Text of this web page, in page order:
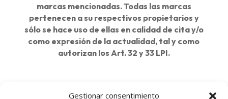
Gestionar consentimiento
marcas mencionadas. Todas las marcas
pertenecen a su respectivos propietarios y
sólo se hace uso de ellas en calidad de cita y/o
como expresión de la actualidad, tal y como
autorizan los Art. 32 y 33 LPI.
Delegaciones: